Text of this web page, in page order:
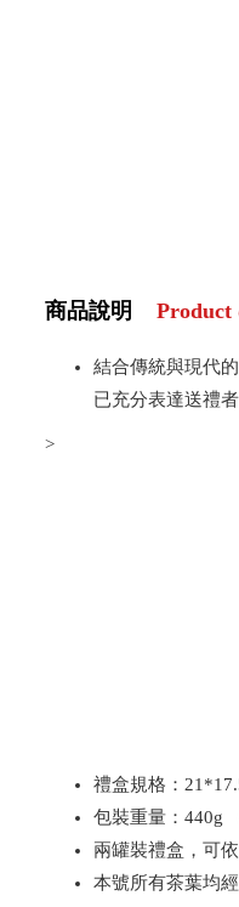
商品說明 Product
結合傳統與現代
已充分表達送禮
>
禮盒規格：
包裝重量：440g
兩罐裝禮盒，可
本號所有茶葉均